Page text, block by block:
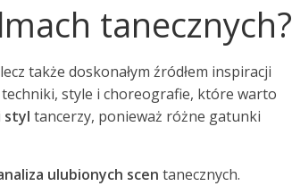
tanecznych?
także doskonałym źródłem inspiracji
style i choreografie, które warto
styl tancerzy, ponieważ różne gatunki
ulubionych scen tanecznych.